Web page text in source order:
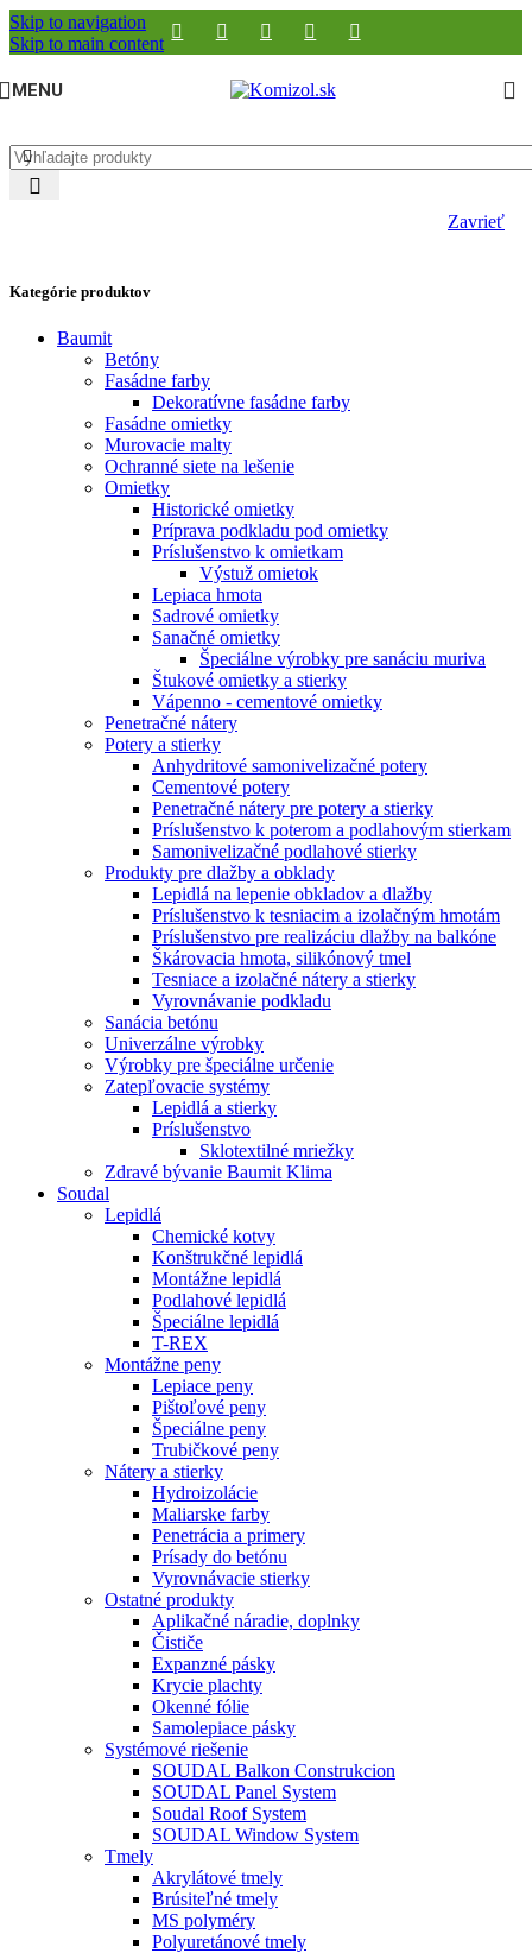
Skip to navigation
Skip to main content
MENU
Zavrieť
Kategórie produktov
Baumit
Betóny
Fasádne farby
Dekoratívne fasádne farby
Fasádne omietky
Murovacie malty
Ochranné siete na lešenie
Omietky
Historické omietky
Príprava podkladu pod omietky
Príslušenstvo k omietkam
Výstuž omietok
Lepiaca hmota
Sadrové omietky
Sanačné omietky
Špeciálne výrobky pre sanáciu muriva
Štukové omietky a stierky
Vápenno - cementové omietky
Penetračné nátery
Potery a stierky
Anhydritové samonivelizačné potery
Cementové potery
Penetračné nátery pre potery a stierky
Príslušenstvo k poterom a podlahovým stierkam
Samonivelizačné podlahové stierky
Produkty pre dlažby a obklady
Lepidlá na lepenie obkladov a dlažby
Príslušenstvo k tesniacim a izolačným hmotám
Príslušenstvo pre realizáciu dlažby na balkóne
Škárovacia hmota, silikónový tmel
Tesniace a izolačné nátery a stierky
Vyrovnávanie podkladu
Sanácia betónu
Univerzálne výrobky
Výrobky pre špeciálne určenie
Zatepľovacie systémy
Lepidlá a stierky
Príslušenstvo
Sklotextilné mriežky
Zdravé bývanie Baumit Klima
Soudal
Lepidlá
Chemické kotvy
Konštrukčné lepidlá
Montážne lepidlá
Podlahové lepidlá
Špeciálne lepidlá
T-REX
Montážne peny
Lepiace peny
Pištoľové peny
Špeciálne peny
Trubičkové peny
Nátery a stierky
Hydroizolácie
Maliarske farby
Penetrácia a primery
Prísady do betónu
Vyrovnávacie stierky
Ostatné produkty
Aplikačné náradie, doplnky
Čističe
Expanzné pásky
Krycie plachty
Okenné fólie
Samolepiace pásky
Systémové riešenie
SOUDAL Balkon Construkcion
SOUDAL Panel System
Soudal Roof System
SOUDAL Window System
Tmely
Akrylátové tmely
Brúsiteľné tmely
MS polyméry
Polyuretánové tmely